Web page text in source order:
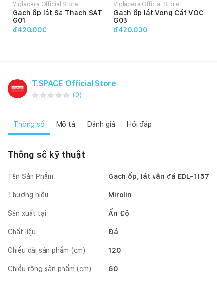
Viglacera Official Store
Gạch ốp lát Sa Thạch SAT
G01
đ420.000
Viglacera Official Store
Gạch ốp lát Vọng Cát VOC
G03
đ420.000
T.SPACE Official Store
(0)
Thông số Mô tả Đánh giá Hỏi đáp
Thông số kỹ thuật
Tên Sản Phẩm Gạch ốp, lát vân đá EDL-1157
Thương hiệu Mirolin
Sản xuất tại Ấn Độ
Chất liệu Đá
Chiều dài sản phẩm (cm) 120
Chiều rộng sản phẩm (cm) 60